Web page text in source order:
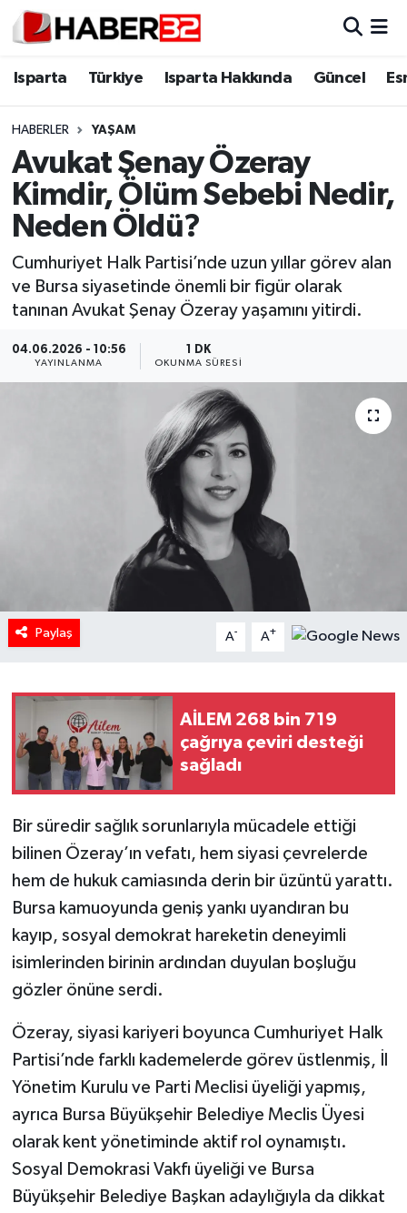
Isparta Türkiye Isparta Hakkında Güncel
HABERLER YAŞAM
Avukat Şenay Özeray
Kimdir, Ölüm Sebebi Nedir,
Neden Öldü?
Cumhuriyet Halk Partisi’nde uzun yıllar görev alan
ve Bursa siyasetinde önemli bir figür olarak
tanınan Avukat Şenay Özeray yaşamını yitirdi.
04.06.2026 - 10:56
YAYINLANMA
1 DK
OKUNMA SÜRESI
Paylaş A- A+
AİLEM 268 bin 719
çağrıya çeviri desteği
sağladı
Bir süredir sağlık sorunlarıyla mücadele ettiği
bilinen Özeray’ın vefatı, hem siyasi çevrelerde
hem de hukuk camiasında derin bir üzüntü yarattı.
Bursa kamuoyunda geniş yankı uyandıran bu
kayıp, sosyal demokrat hareketin deneyimli
isimlerinden birinin ardından duyulan boşluğu
gözler önüne serdi.
Özeray, siyasi kariyeri boyunca Cumhuriyet Halk
Partisi’nde farklı kademelerde görev üstlenmiş, İl
Yönetim Kurulu ve Parti Meclisi üyeliği yapmış,
ayrıca Bursa Büyükşehir Belediye Meclis Üyesi
olarak kent yönetiminde aktif rol oynamıştı.
Sosyal Demokrasi Vakfı üyeliği ve Bursa
Büyükşehir Belediye Başkan adaylığıyla da dikkat
Isparta
Esnaf Diyor ki;
ASAYİŞ
BİLİM VE TEKNOLOJİ
EĞİTİM
GENEL
HABERDE İNSAN
KÜLTÜR SANAT
MAGAZİN
Oyun
RESMİ İLANLAR
SAĞLIK
Tarihi Yapılarımız
Teknoloji
Yerel
İletişim
Künye
Isparta Nöbetçi Eczaneler
Isparta Trafik Yoğunluk Haritası
Süper Lig Puan Durumu ve Fikstür
Tüm Manşetler
Son Dakika Haberleri
Haber Arşivi